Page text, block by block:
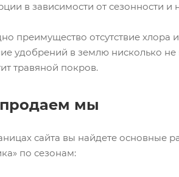
в зависимости от сезонности и
преимущество отсутствие хлора
удобрений в землю нисколько
травяной покров.
мы
сайта вы найдете основные
по сезонам: